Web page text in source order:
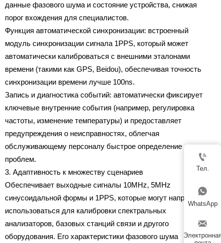
данные фазового шума и состояние устройства, снижая
порог вхождения для специалистов.
Функция автоматической синхронизации: встроенный
модуль синхронизации сигнала 1PPS, который может
автоматически калиброваться с внешними эталонами
времени (такими как GPS, Beidou), обеспечивая точность
синхронизации времени лучше 100ns.
Запись и диагностика событий: автоматически фиксирует
ключевые внутренние события (например, регулировка
частоты, изменение температуры) и предоставляет
предупреждения о неисправностях, облегчая
обслуживающему персоналу быстрое определение
проблем.
3. Адаптивность к множеству сценариев
Обеспечивает выходные сигналы 10MHz, 5MHz
синусоидальной формы и 1PPS, которые могут напрямую
использоваться для калибровки спектральных
анализаторов, базовых станций связи и другого
оборудования. Его характеристики фазового шума

Тел.

WhatsApp
